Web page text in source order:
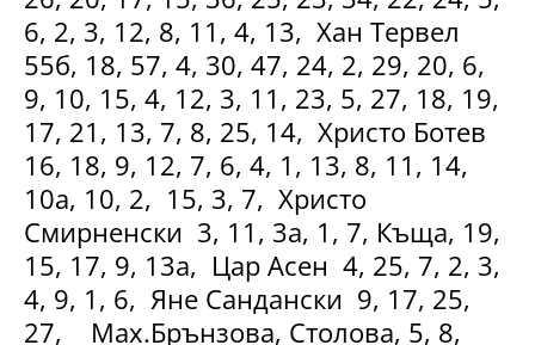
6, 2, 3, 12, 8, 11, 4, 13, Хан Тервел
55б, 18, 57, 4, 30, 47, 24, 2, 29, 20, 6,
9, 10, 15, 4, 12, 3, 11, 23, 5, 27, 18, 19,
17, 21, 13, 7, 8, 25, 14, Христо Ботев
16, 18, 9, 12, 7, 6, 4, 1, 13, 8, 11, 14,
10а, 10, 2, 15, 3, 7, Христо
Смирненски 3, 11, 3а, 1, 7, Къща, 19,
15, 17, 9, 13а, Цар Асен 4, 25, 7, 2, 3,
4, 9, 1, 6, Яне Сандански 9, 17, 25,
27, Мах.Брънзова, Столова, 5, 8,